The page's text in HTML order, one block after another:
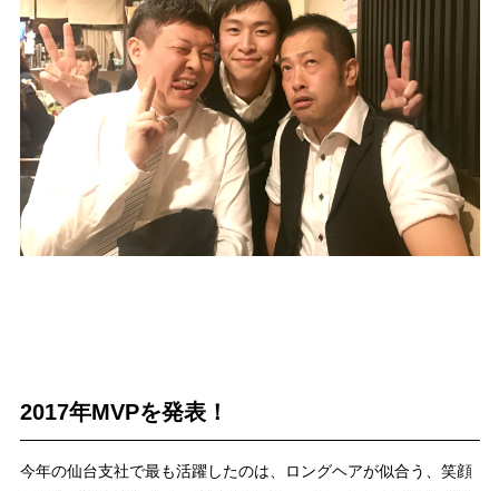
2017年MVPを発表！
今年の仙台支社で最も活躍したのは、ロングヘアが似合う、笑顔